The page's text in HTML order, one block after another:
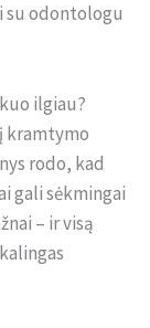
odontologu
ilgiau?
kramtymo
rodo, kad
gali sėkmingai
– ir visą